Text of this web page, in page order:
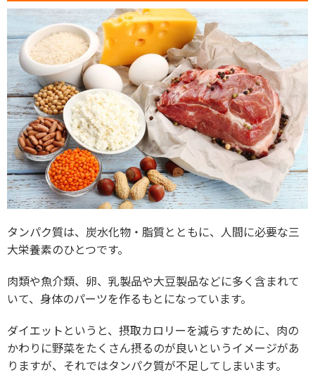
タンパク質は、炭水化物・脂質とともに、人間に必要な三
大栄養素のひとつです。
肉類や魚介類、卵、乳製品や大豆製品などに多く含まれて
いて、身体のパーツを作るもとになっています。
ダイエットというと、摂取カロリーを減らすために、肉の
かわりに野菜をたくさん摂るのが良いというイメージがあ
りますが、それではタンパク質が不足してしまいます。